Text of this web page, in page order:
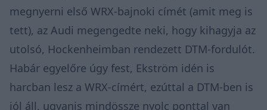
megnyerni első WRX-bajnoki címét (amit meg is
tett), az Audi megengedte neki, hogy kihagyja az
utolsó, Hockenheimban rendezett DTM-fordulót.
Habár egyelőre úgy fest, Ekström idén is
harcban lesz a WRX-címért, ezúttal a DTM-ben is
jól áll, ugyanis mindössze nyolc ponttal van